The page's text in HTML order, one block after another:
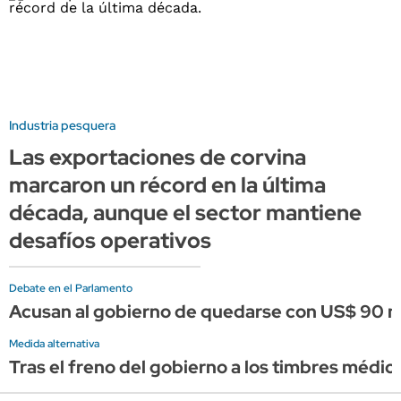
Industria pesquera
Las exportaciones de corvina
marcaron un récord en la última
década, aunque el sector mantiene
desafíos operativos
Debate en el Parlamento
Acusan al gobierno de quedarse con US$ 90
Medida alternativa
Tras el freno del gobierno a los timbres